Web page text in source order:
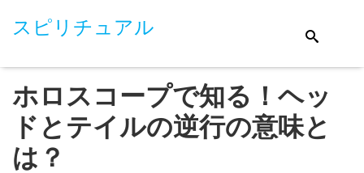
スピリチュアル
ホロスコープで知る！ヘッ
ドとテイルの逆行の意味と
は？